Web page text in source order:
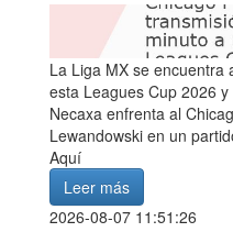
La Liga MX se encuentra
esta Leagues Cup 2026
Necaxa enfrenta al
Lewandowski en un
Aquí
Leer más
2026-08-07 11:51:26